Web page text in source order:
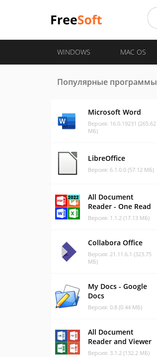
WINDOWS MAC OS
Популярные программы
Microsoft Word
Версия: 16.0.19231 (265.62
МБ)
LibreOffice
Версия: 6.1.0.0 (57.12 МБ)
All Document
Reader - One Read
Версия: 1.1.2 (17.13 МБ)
Collabora Office
Версия: 21.11.6.1 (323.75
МБ)
My Docs - Google
Docs
Версия: 0.8 (0.44 МБ)
All Document
Reader and Viewer
Версия: 3.1.2 (132.2 МБ)